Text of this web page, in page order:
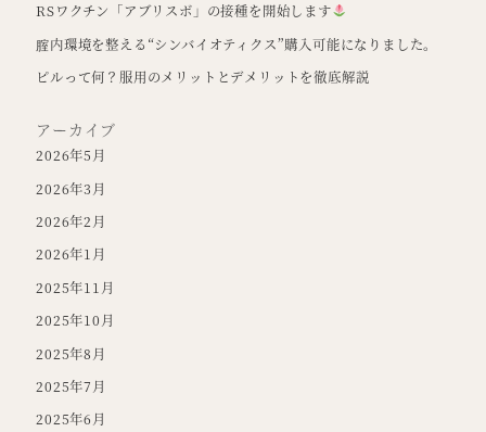
RSワクチン「アブリスボ」の接種を開始します
腟内環境を整える“シンバイオティクス”購入可能になりました。
ピルって何？服用のメリットとデメリットを徹底解説
アーカイブ
2026年5月
2026年3月
2026年2月
2026年1月
2025年11月
2025年10月
2025年8月
2025年7月
2025年6月